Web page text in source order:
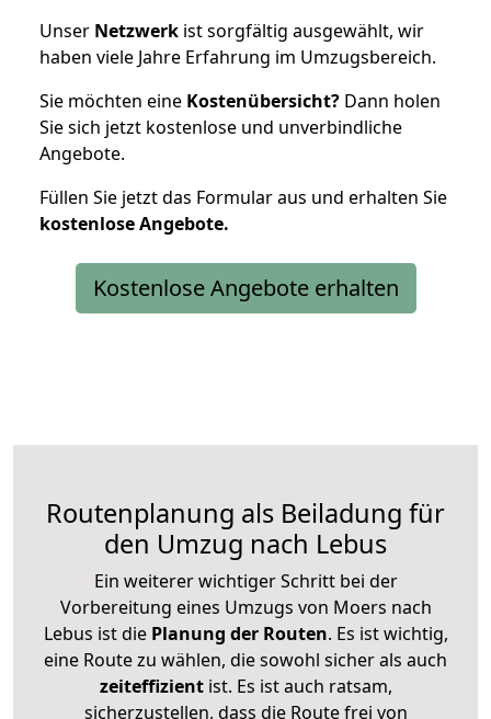
Unser Netzwerk ist sorgfältig ausgewählt, wir
haben viele Jahre Erfahrung im Umzugsbereich.
Sie möchten eine Kostenübersicht? Dann holen
Sie sich jetzt kostenlose und unverbindliche
Angebote.
Füllen Sie jetzt das Formular aus und erhalten Sie
kostenloseAngebote.
Kostenlose Angebote erhalten
Routenplanung als Beiladung für
den Umzug nach Lebus
Ein weiterer wichtiger Schritt bei der
Vorbereitung eines Umzugs von Moers nach
Lebus ist diePlanung der Routen. Es ist wichtig,
eine Route zu wählen, die sowohl sicher als auch
zeiteffizientist. Es ist auch ratsam,
sicherzustellen, dass die Route frei von